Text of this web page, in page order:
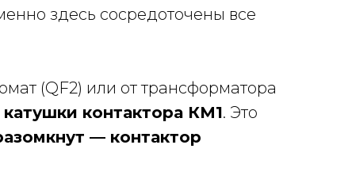
здесь сосредоточены все
(QF2) или от трансформатора
контактора КМ1. Это
— контактор